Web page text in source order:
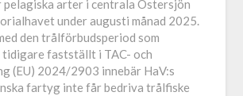
arter i centrala Östersjön
under augusti månad 2025.
den trålförbudsperiod som
fastställt i TAC- och
(EU) 2024/2903 innebär HaV:s
fartyg inte får bedriva trålfiske